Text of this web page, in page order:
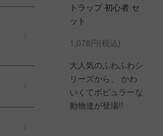
トラップ 初心者 セ
ット
1,078円(税込)
大人気のふわふわシ
リーズから、 かわ
いくてポピュラーな
動物達が登場!!